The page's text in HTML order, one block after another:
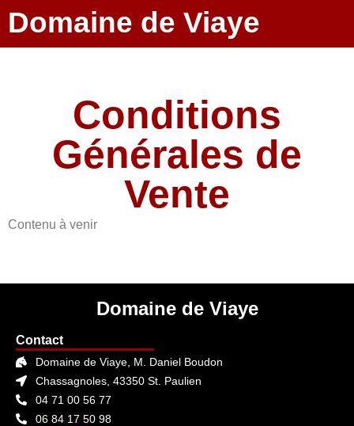
Domaine de Viaye
Conditions
Générales de
Vente
Contenu à venir
Domaine de Viaye
Contact
Domaine de Viaye, M. Daniel Boudon
Chassagnoles, 43350 St. Paulien
04 71 00 56 77
06 84 17 50 98